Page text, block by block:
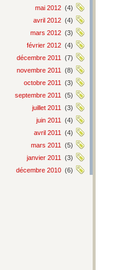
mai 2012 (4)
avril 2012 (4)
mars 2012 (3)
février 2012 (4)
décembre 2011
(7)
novembre 2011
(8)
octobre 2011
(3)
septembre 2011
(5)
juillet 2011
(3)
juin 2011
(4)
avril 2011
(4)
mars 2011
(5)
janvier 2011
(3)
décembre 2010 (6)